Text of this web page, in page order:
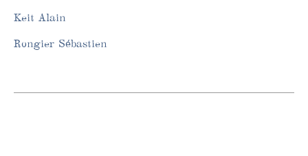
Keit Alain
Rongier Sébastien